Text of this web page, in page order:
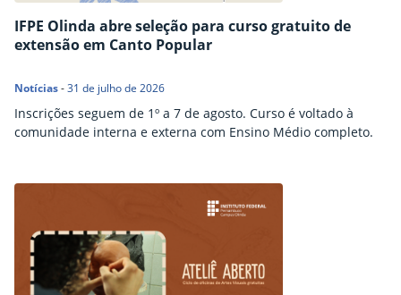
IFPE Olinda abre seleção para curso gratuito de
extensão em Canto Popular
Notícias-31 de julho de 2026
Inscrições seguem de 1º a 7 de agosto. Curso é voltado à
comunidade interna e externa com Ensino Médio completo.